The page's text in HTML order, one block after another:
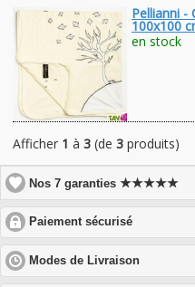
Pellianni -
100x100
en stock
Afficher 1 à 3 (de 3 produits)
Nos 7 garanties★★★★★
Paiement sécurisé
to
expand
Modes de Livraison
to